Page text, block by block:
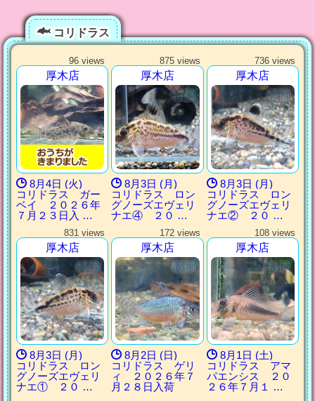
コリドラス
96 views
厚木店
8月4日 (火)
コリドラス ガー
ベイ ２０２６年
７月２３日入 …
875 views
厚木店
8月3日 (月)
コリドラス ロン
グノーズエヴェリ
ナエ④ ２０ …
736 views
厚木店
8月3日 (月)
コリドラス ロン
グノーズエヴェリ
ナエ② ２０ …
831 views
厚木店
8月3日 (月)
コリドラス ロン
グノーズエヴェリ
ナエ① ２０ …
172 views
厚木店
8月2日 (日)
コリドラス ゲリ
ィ ２０２６年７
月２８日入荷
108 views
厚木店
8月1日 (土)
コリドラス アマ
パエンシス ２０
２６年７月１ …